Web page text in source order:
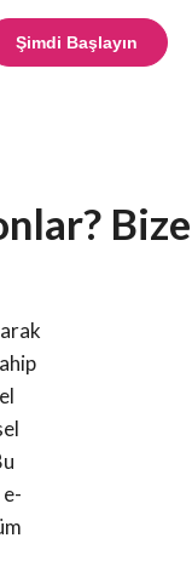
Şimdi Başlayın
Bize